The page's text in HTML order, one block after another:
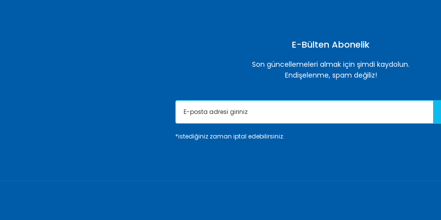
E-Bülten Abonelik
Son güncellemeleri almak için şimdi kaydolun.
Endişelenme, spam değiliz!
*istediğiniz zaman iptal edebilirsiniz.